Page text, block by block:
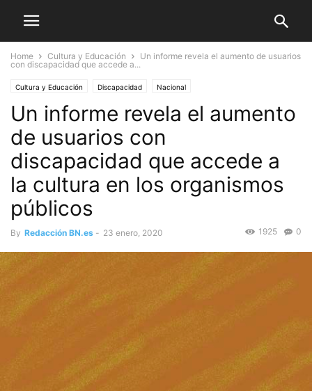
Home Cultura y Educación
Un informe revela el aumento de usuarios
con discapacidad que accede a...
Cultura y Educación Discapacidad Nacional
Un informe revela el aumento
de usuarios con
discapacidad que accede a
la cultura en los organismos
públicos
By Redacción BN.es - 23 enero, 2020 0
1925